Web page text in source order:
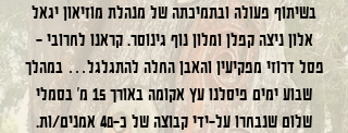
​בשיתוף פעולה ובתמיכתה של מנהלת מוזיאון יגאל
אלון ניצה קפלן ומלון נוף גינוסר. קראנו לחרובי –
פסל דרוזי מפקיעין והאבן החלה להתגלגל… במהלך
שבוע ימים פיסלנו עץ אקומה באורך 15 מ’ בסמלי
שלום שנבחרו על-ידי קבוצה של כ-40 אמנים/ות.